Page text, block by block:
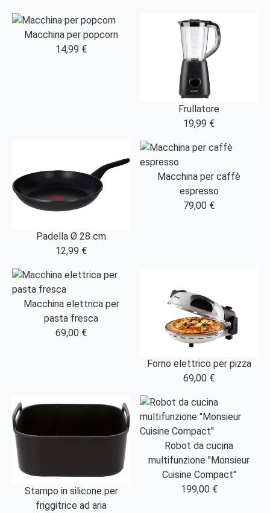
Macchina per popcorn
14,99 €
Frullatore
19,99 €
Padella Ø 28 cm
12,99 €
Macchina per caffè
espresso
79,00 €
Macchina elettrica per
pasta fresca
69,00 €
Forno elettrico per pizza
69,00 €
Stampo in silicone per
friggitrice ad aria
Robot da cucina
multifunzione "Monsieur
Cuisine Compact"
199,00 €